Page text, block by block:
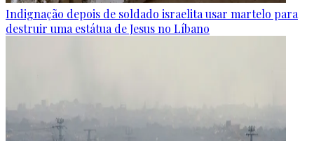
Indignação depois de soldado israelita usar martelo para
destruir uma estátua de Jesus no Líbano